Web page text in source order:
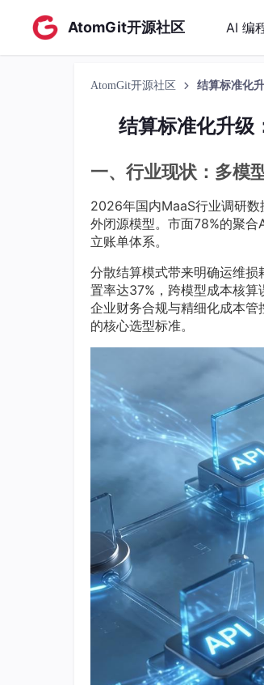
AtomGit开源社区 AI 编
AtomGit开源社区 结算标准化
结算标准化升
一、行业现状：多模
2026年国内MaaS行业调研
外闭源模型。市面78%的聚
立账单体系。
分散结算模式带来明确运维
置率达37%，跨模型成本核
企业财务合规与精细化成本
的核心选型标准。